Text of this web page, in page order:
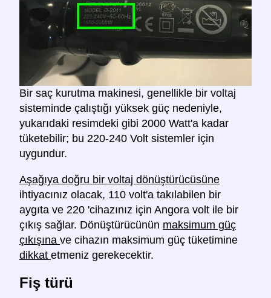
Bir saç kurutma makinesi, genellikle bir voltaj
sisteminde çalıştığı yüksek güç nedeniyle,
yukarıdaki resimdeki gibi 2000 Watt'a kadar
tüketebilir; bu 220-240 Volt sistemler için
uygundur.
Aşağıya doğru bir voltaj dönüştürücüsüne
ihtiyacınız olacak, 110 volt'a takılabilen bir
aygıta ve 220 'cihazınız için Angora volt ile bir
çıkış sağlar. Dönüştürücünün maksimum güç
çıkışına ve cihazın maksimum güç tüketimine
dikkat etmeniz gerekecektir.
Fiş türü